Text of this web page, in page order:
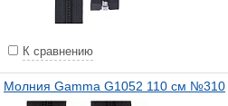
К сравнению
Молния Gamma G1052 110 см №310